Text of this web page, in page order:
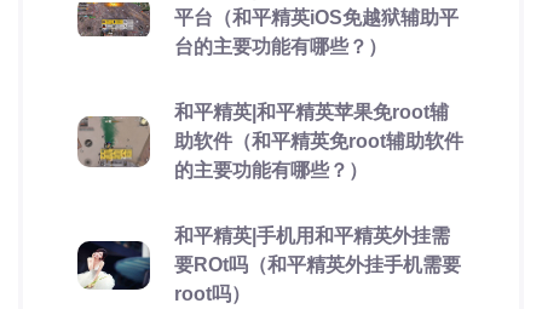
平台（和平精英iOS免越狱辅助平
台的主要功能有哪些？）
和平精英|和平精英苹果免root辅
助软件（和平精英免root辅助软件
的主要功能有哪些？）
和平精英|手机用和平精英外挂需
要ROt吗（和平精英外挂手机需要
root吗）